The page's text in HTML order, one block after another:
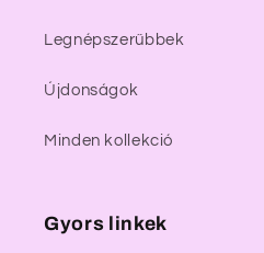
Legnépszerűbbek
Újdonságok
Minden kollekció
Gyors linkek